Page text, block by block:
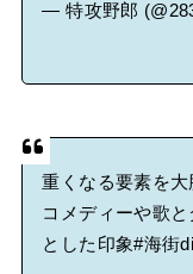
— 特攻野郎
重くなる要素を
コメディーや歌
とした印象#海街